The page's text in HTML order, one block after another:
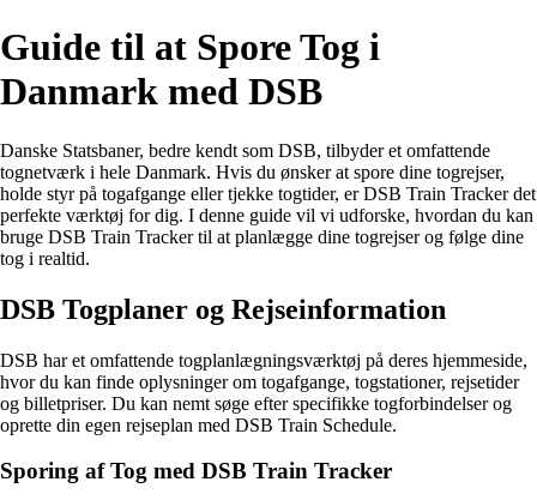
Guide til at Spore Tog i
Danmark med DSB
Danske Statsbaner, bedre kendt som DSB, tilbyder et omfattende
tognetværk i hele Danmark. Hvis du ønsker at spore dine togrejser,
holde styr på togafgange eller tjekke togtider, er DSB Train Tracker det
perfekte værktøj for dig. I denne guide vil vi udforske, hvordan du kan
bruge DSB Train Tracker til at planlægge dine togrejser og følge dine
tog i realtid.
DSB Togplaner og Rejseinformation
DSB har et omfattende togplanlægningsværktøj på deres hjemmeside,
hvor du kan finde oplysninger om togafgange, togstationer, rejsetider
og billetpriser. Du kan nemt søge efter specifikke togforbindelser og
oprette din egen rejseplan med DSB Train Schedule.
Sporing af Tog med DSB Train Tracker